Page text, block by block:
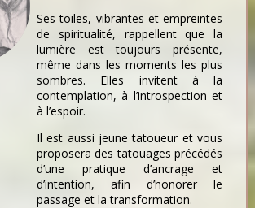
Ses toiles, vibrantes et empreintes
de spiritualité, rappellent que la
lumière est toujours présente,
même dans les moments les plus
sombres. Elles invitent à la
contemplation, à l’introspection et
à l’espoir.
Il est aussi jeune tatoueur et vous
proposera des tatouages précédés
d’une pratique d’ancrage et
d’intention, afin d’honorer le
passage et la transformation.